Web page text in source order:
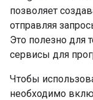
позволяет
отправляя
Это полезно для
сервисы для
Чтобы
необходимо